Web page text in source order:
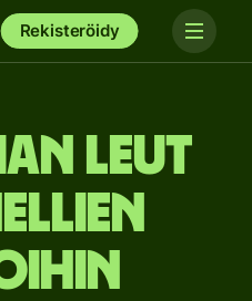
Rekisteröidy
leut